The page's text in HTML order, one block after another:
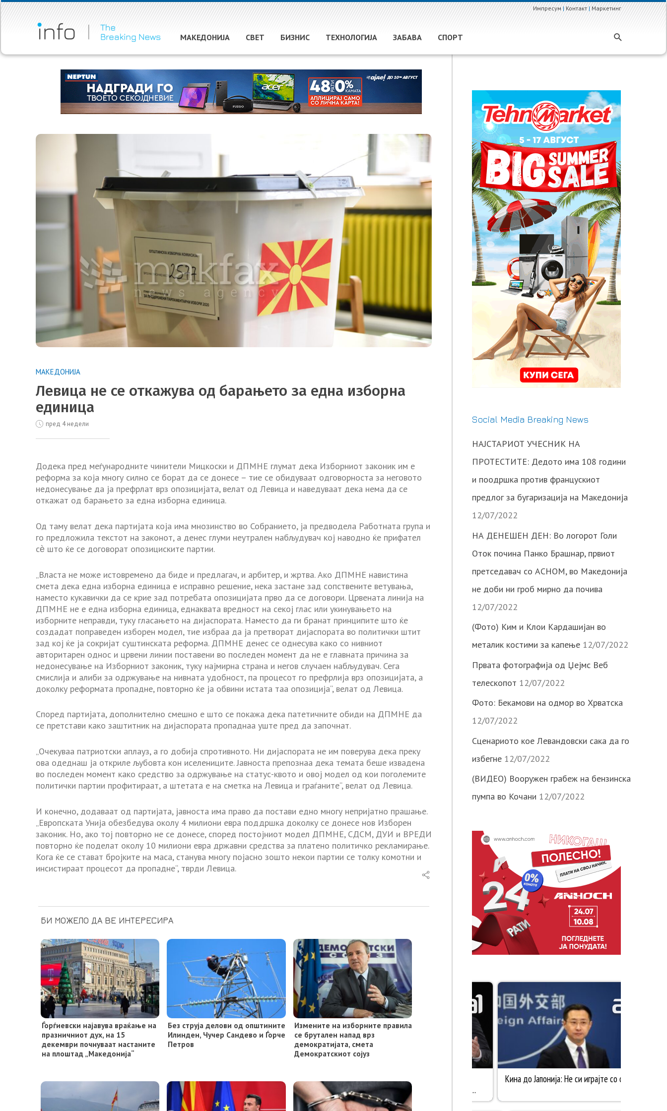
Импресум|Контакт|Маркетинг
МАКЕДОНИЈА СВЕТ БИЗНИС ТЕХНОЛОГИЈА ЗАБАВА СПОРТ
МАКЕДОНИЈА
Левица не се откажува од барањето за една изборна
единица
пред 4 недели
Додека пред меѓународните чинители Мицкоски и ДПМНЕ глумат дека Изборниот законик им е
реформа за која многу силно се борат да се донесе – тие се обидуваат одговорноста за неговото
недонесување да ја префрлат врз опозицијата, велат од Левица и наведуваат дека нема да се
откажат од барањето за една изборна единица.
Од таму велат дека партијата која има мнозинство во Собранието, ја предводела Работната група и
го предложила текстот на законот, а денес глуми неутрален набљудувач кој наводно ќе прифател
сѐ што ќе се договорат опозициските партии.
„Власта не може истовремено да биде и предлагач, и арбитер, и жртва. Ако ДПМНЕ навистина
смета дека една изборна единица е исправно решение, нека застане зад сопствените ветувања,
наместо кукавички да се крие зад потребата опозицијата прво да се договори. Црвената линија на
ДПМНЕ не е една изборна единица, еднаквата вредност на секој глас или укинувањето на
изборните неправди, туку гласањето на дијаспората. Наместо да ги бранат принципите што ќе
создадат поправеден изборен модел, тие избраа да ја претворат дијаспората во политички штит
зад кој ќе ја сокријат суштинската реформа. ДПМНЕ денес се однесува како со нивниот
авторитарен однос и црвени линии поставени во последен момент да не е главната причина за
недонесување на Изборниот законик, туку најмирна страна и негов случаен набљудувач. Сега
смислија и алиби за одржување на нивната удобност, па процесот го префрлија врз опозицијата, а
доколку реформата пропадне, повторно ќе ја обвини истата таа опозиција“, велат од Левица.
Според партијата, дополнително смешно е што се покажа дека патетичните обиди на ДПМНЕ да
се претстави како заштитник на дијаспората пропаднаа уште пред да започнат.
„Очекуваа патриотски аплауз, а го добија спротивното. Ни дијаспората не им поверува дека преку
ова одеднаш ја откриле љубовта кон иселениците. Јавноста препознаа дека темата беше извадена
во последен момент како средство за одржување на статус-квото и овој модел од кои поголемите
политички партии профитираат, а штетата е на сметка на Левица и граѓаните“, велат од Левица.
И конечно, додаваат од партијата, јавноста има право да постави едно многу непријатно прашање.
„Европската Унија обезбедува околу 4 милиони евра поддршка доколку се донесе нов Изборен
законик. Но, ако тој повторно не се донесе, според постојниот модел ДПМНЕ, СДСМ, ДУИ и ВРЕДИ
повторно ќе поделат околу 10 милиони евра државни средства за платено политичко рекламирање.
Кога ќе се стават бројките на маса, станува многу појасно зошто некои партии се толку комотни и
инсистираат процесот да пропадне“, тврди Левица.
БИ МОЖЕЛО ДА ВЕ ИНТЕРЕСИРА
Ѓорѓиевски најавува враќање на
празничниот дух, на 15
декември почнуваат настаните
на плоштад „Македонија“
Без струја делови од општините
Илинден, Чучер Сандево и Ѓорче
Петров
Измените на изборните правила
се брутален напад врз
демократијата, смета
Демократскиот сојуз
Social Media Breaking News
НАЈСТАРИОТ УЧЕСНИК НА
ПРОТЕСТИТЕ: Дедото има 108 години
и поодршка против францускиот
предлог за бугаризација на Македонија
12/07/2022
НА ДЕНЕШЕН ДЕН: Во логорот Голи
Оток почина Панко Брашнар, првиот
претседавач со АСНОМ, во Македонија
не доби ни гроб мирно да почива
12/07/2022
(Фото) Ким и Клои Кардашијан во
металик костими за капење 12/07/2022
Првата фотографија од Џејмс Веб
телескопот 12/07/2022
Фото: Бекамови на одмор во Хрватска
12/07/2022
Сценариото кое Левандовски сака да го
избегне 12/07/2022
(ВИДЕО) Вооружен грабеж на бензинска
пумпа во Кочани 12/07/2022